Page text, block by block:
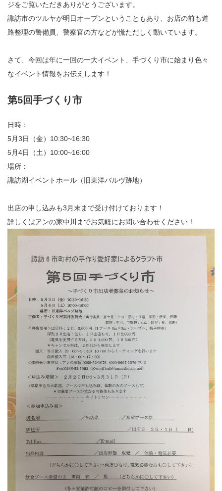
ジをご覧いただきありがとうございます。
諏訪市のツルヤが明日オープンということもあり、お店の前も道
路整理の警備員、警察官の方などが慌ただしく動いています。
さて、今回は年に一回の一大イベント、手づくり市に始まり色々
なイベント情報をお伝えします！
第5回手づくり市
日時：
5月3日（金）10:30~16:30
5月4日（土）10:00~16:00
場所：
諏訪湖イベントホール（旧東洋バルヴ跡地）
出店の申し込みも3月末まで受け付けております！
詳しくはアンの家中川までお気軽にお問い合わせください！